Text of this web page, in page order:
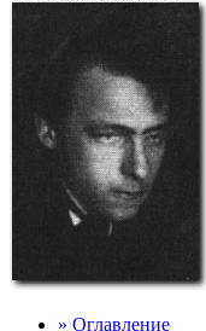
» Оглавление